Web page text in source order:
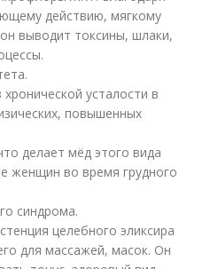
действию, мягкому
выводит токсины, шлаки,
усталости в
повышенных
делает мёд этого вида
женщин во время грудного
синдрома.
целебного эликсира
для массажей, масок. Он